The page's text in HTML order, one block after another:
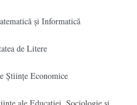
şi Informatică
de Litere
Științe Economice